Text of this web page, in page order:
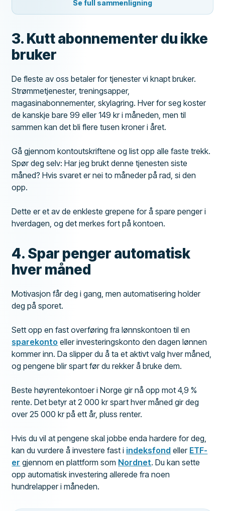
Se full sammenligning
3. Kutt abonnementer du ikke
bruker
De fleste av oss betaler for tjenester vi knapt bruker.
Strømmetjenester, treningsapper,
magasinabonnementer, skylagring. Hver for seg koster
de kanskje bare 99 eller 149 kr i måneden, men til
sammen kan det bli flere tusen kroner i året.
Gå gjennom kontoutskriftene og list opp alle faste trekk.
Spør deg selv: Har jeg brukt denne tjenesten siste
måned? Hvis svaret er nei to måneder på rad, si den
opp.
Dette er et av de enkleste grepene for å spare penger i
hverdagen, og det merkes fort på kontoen.
4. Spar penger automatisk
hver måned
Motivasjon får deg i gang, men automatisering holder
deg på sporet.
Sett opp en fast overføring fra lønnskontoen til en
sparekonto eller investeringskonto den dagen lønnen
kommer inn. Da slipper du å ta et aktivt valg hver måned,
og pengene blir spart før du rekker å bruke dem.
Beste høyrentekontoer i Norge gir nå opp mot 4,9 %
rente. Det betyr at 2 000 kr spart hver måned gir deg
over 25 000 kr på ett år, pluss renter.
Hvis du vil at pengene skal jobbe enda hardere for deg,
kan du vurdere å investere fast i indeksfond eller ETF-
er gjennom en plattform som Nordnet. Du kan sette
opp automatisk investering allerede fra noen
hundrelapper i måneden.